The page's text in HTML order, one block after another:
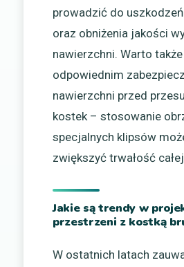
prowadzić do uszkodzeń
oraz obniżenia jakości
nawierzchni. Warto
odpowiednim
nawierzchni przed
kostek – stosowanie
specjalnych klipsów
zwiększyć trwałość
Jakie są trendy w
przestrzeni z kostką
W ostatnich latach